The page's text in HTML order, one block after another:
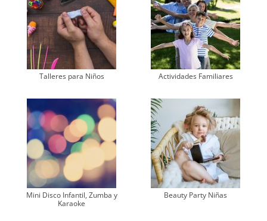
Talleres para Niños Actividades Familiares
Mini Disco Infantil, Zumba y
Karaoke
Beauty Party Niñas